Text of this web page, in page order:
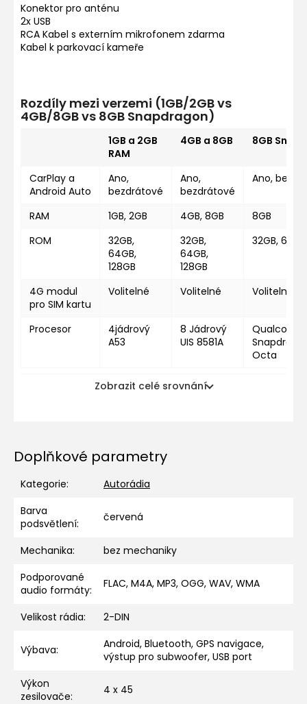
Konektor pro anténu
2x USB
RCA Kabel s externím mikrofonem zdarma
Kabel k parkovací kameře
Rozdíly mezi verzemi (1GB/2GB vs
4GB/8GB vs 8GB Snapdragon)
1GB a 2GB
RAM
4GB a 8GB 8GB
CarPlay a
Android Auto
Ano,
bezdrátové
Ano,
bezdrátové
Ano,
RAM 1GB, 2GB 4GB, 8GB
8GB
ROM
32GB,
64GB,
128GB
32GB,
64GB,
128GB
32GB,
4G modul
pro SIM kartu
Volitelné Volitelné Volitelné
Procesor
4jádrový
A53
8 Jádrový
UIS 8581A
Octa
Zobrazit celé srovnání
Doplňkové parametry
Kategorie:
Autorádia
Barva
podsvětlení: červená
Mechanika:
bez mechaniky
Podporované
audio formáty: FLAC, M4A, MP3, OGG, WAV, WMA
Velikost rádia: 2-DIN
Výbava:
Android, Bluetooth, GPS navigace,
výstup pro subwoofer, USB port
Výkon
zesilovače: 4 x 45